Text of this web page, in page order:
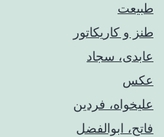
طبیعت
طنز و کاریکاتور
عابدی، سجاد
عکس
علیخواه، فردین
فاتح، ابوالفضل